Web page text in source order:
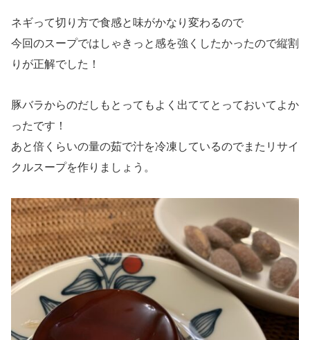
ネギって切り方で食感と味がかなり変わるので
今回のスープではしゃきっと感を強くしたかったので縦割
りが正解でした！
豚バラからのだしもとってもよく出ててとっておいてよか
ったです！
あと倍くらいの量の茹で汁を冷凍しているのでまたリサイ
クルスープを作りましょう。